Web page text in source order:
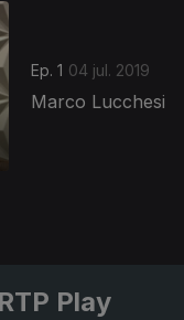
Ep. 1 04 jul. 2019
Marco Lucchesi
RTP Play